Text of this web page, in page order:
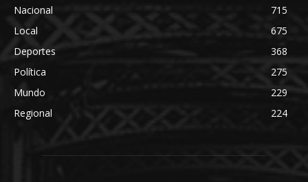
Nacional
715
Local
675
Deportes
368
Política
275
Mundo
229
Regional
224